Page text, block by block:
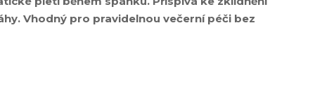
Vhodný pro pravidelnou večerní péči bez